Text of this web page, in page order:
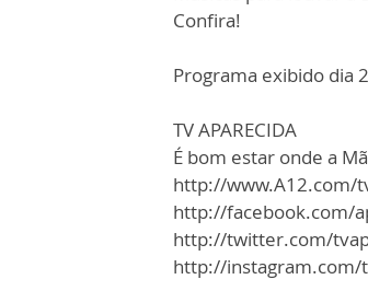
Confira!
Programa exibido dia
TV APARECIDA
É bom estar onde a
http://www.A12.com/
http://facebook.com/
http://twitter.com/
http://instagram.com/